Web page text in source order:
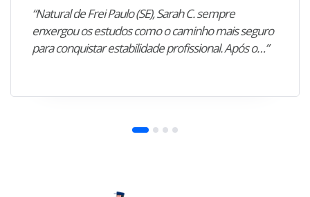
“Natural de Frei Paulo (SE), Sarah C. sempre
enxergou os estudos como o caminho mais seguro
para conquistar estabilidade profissional. Após o…”